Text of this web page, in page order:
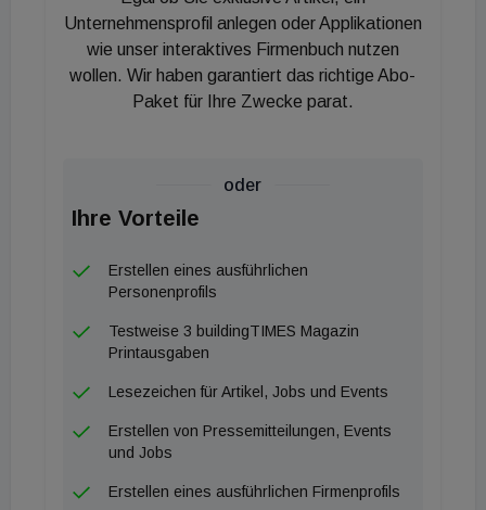
nur das äußere Erscheinungsbild muss erhalten
bleiben: „Auch in den Innenbereichen werden wir
gemeinsam mit den ExpertInnen sicherstellen, dass
der Charakter der Gebäude und alle
Wien Holding-Geschäftsführerin Sigrid Oblak.
Stadt Wien und der Central European University
(CEU) zur großteils universitären Nutzung des
Kernbereichs am Otto-Wagner-Areal im Sommer
2020 wurde der Grundstein für die Erhaltung des
Unternehmensprofil anlegen oder Applikationen
wie unser interaktives Firmenbuch nutzen
wollen. Wir haben garantiert das richtige Abo-
Paket für Ihre Zwecke parat.
oder
Ihre Vorteile
Erstellen eines ausführlichen
Personenprofils
Testweise 3 buildingTIMES Magazin
Printausgaben
Lesezeichen für Artikel, Jobs und Events
Erstellen von Pressemitteilungen, Events
und Jobs
Erstellen eines ausführlichen Firmenprofils